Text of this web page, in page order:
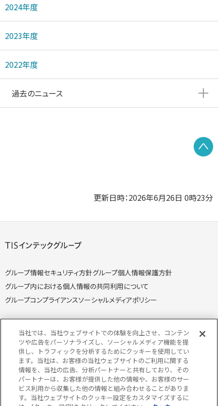
2024年度
2023年度
2022年度
過去のニュース
更新日時：2026年6月26日 0時23分
グループ情報セキュリティ方針グループ個人情報保護方針
グループ内における個人情報の共同利用について
グループコンプライアンスソーシャルメディアポリシー
個人情報保護方針個人情報の取り扱いについて
クッキー（Cookie）ポリシー情報セキュリティ方針
特定個人情報取り扱い方針特定個人情報の取り扱いについて
当サイトのご利用にあたってサイトマップ
当社では、当社ウェブサイトでの体験を向上させ、コンテン
ツや広告をパーソナライズし、ソーシャルメディア機能を提
供し、トラフィックを分析するためにクッキーを使用してい
ます。当社は、お客様の当社ウェブサイトのご利用に関する
情報を、当社の広告、分析パートナーと共有しており、その
パートナーは、お客様が提供した他の情報や、お客様のサー
ビス利用から収集した他の情報と組み合わせることがありま
す。当社ウェブサイトのクッキー設定をカスタマイズするに